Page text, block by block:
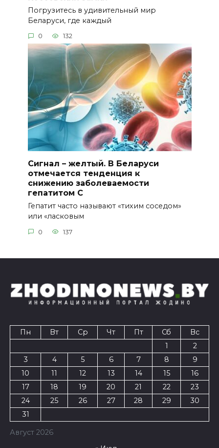
Погрузитесь в удивительный мир
Беларуси, где каждый
0 132
Сигнал – желтый. В Беларуси
отмечается тенденция к
снижению заболеваемости
гепатитом С
Гепатит часто называют «тихим соседом»
или «ласковым
0 137
Август 2026
Пн Вт Ср Чт Пт Сб
Вс
1
2
3
4 5 6 7 8
9
10
11 12 13 14 15
16
17
18 19 20 21 22
23
24
25 26 27 28 29
30
31